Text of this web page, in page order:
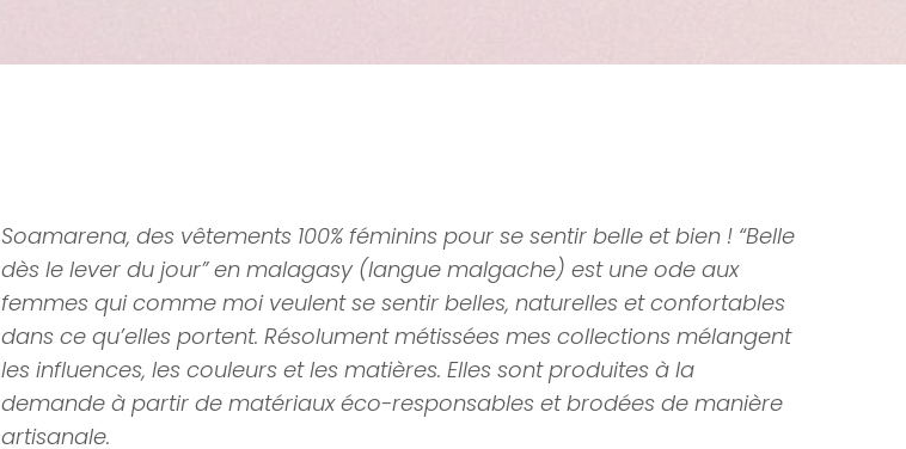
Soamarena, des vêtements 100% féminins pour se sentir belle et bien ! “Belle
dès le lever du jour” en malagasy (langue malgache) est une ode aux
femmes qui comme moi veulent se sentir belles, naturelles et confortables
dans ce qu’elles portent. Résolument métissées mes collections mélangent
les influences, les couleurs et les matières. Elles sont produites à la
demande à partir de matériaux éco-responsables et brodées de manière
artisanale.